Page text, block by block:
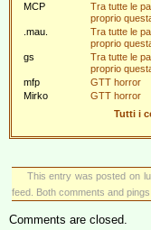
MCP
Tra tutte le
proprio
.mau.
Tra tutte le
proprio
gs
Tra tutte le
proprio
mfp
GTT horror
Mirko
GTT horror
Tutti i
This entry was posted on
feed. Both comments and
Comments are closed.